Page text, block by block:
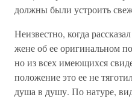
должны были устроить
Неизвестно, когда
жене об ее оригинальном
но из всех имеющихся
положение это ее не
душа в душу. По натуре,